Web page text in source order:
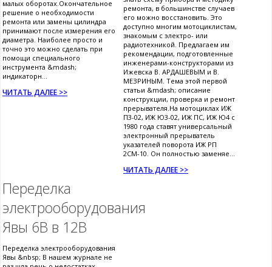
малых оборотах.Окончательное
решение о необходимости
ремонта или замены цилиндра
принимают после измерения его
диаметра. Наиболее просто и
точно это можно сделать при
помощи специального
инструмента &mdash;
индикаторн...
ЧИТАТЬ ДАЛЕЕ >>
ремонта, в большинстве случаев
его можно восстановить. Это
доступно многим мотоциклистам,
знакомым с электро- или
радиотехникой. Предлагаем им
рекомендации, подготовленные
инженерами-конструкторами из
Ижевска В. АРДАШЕВЫМ и В.
МЕЗРИНЫМ. Тема этой первой
статьи &mdash; описание
конструкции, проверка и ремонт
прерывателя.На мотоциклах ИЖ
П3-02, ИЖ Ю3-02, ИЖ ПС, ИЖ Ю4 с
1980 года ставят универсальный
электронный прерыватель
указателей поворота ИЖ РП
2СМ-10. Он полностью заменяе...
ЧИТАТЬ ДАЛЕЕ >>
Переделка
электрооборудования
Явы 6В в 12В
Переделка электрооборудования
Явы &nbsp; В нашем журнале не